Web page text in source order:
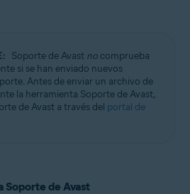
Pro/Enterprise/Education
Pro/Enterprise/Education - 32 o 64 bits
- 32 o 64 bits
Soporte de Avast no comprueba
si se han enviado nuevos
Antes de enviar un archivo de
la herramienta Soporte de Avast,
de Avast a través del portal de
Soporte de Avast